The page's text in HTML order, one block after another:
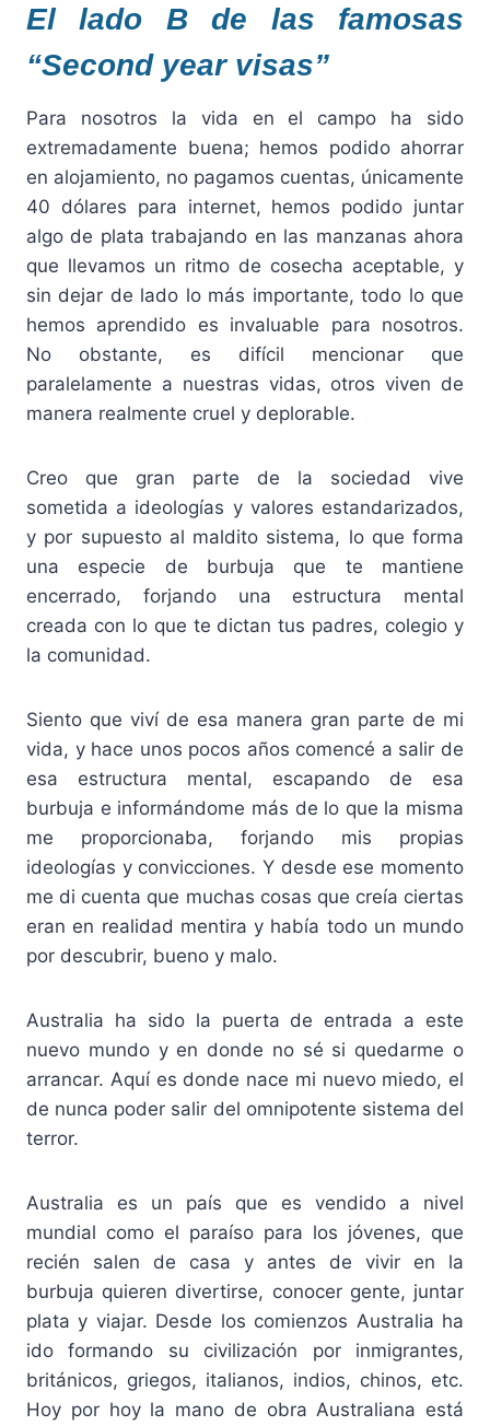
El lado B de las famosas
“Second year visas”
Para nosotros la vida en el campo ha sido
extremadamente buena; hemos podido ahorrar
en alojamiento, no pagamos cuentas, únicamente
40 dólares para internet, hemos podido juntar
algo de plata trabajando en las manzanas ahora
que llevamos un ritmo de cosecha aceptable, y
sin dejar de lado lo más importante, todo lo que
hemos aprendido es invaluable para nosotros.
No obstante, es difícil mencionar que
paralelamente a nuestras vidas, otros viven de
manera realmente cruel y deplorable.
Creo que gran parte de la sociedad vive
sometida a ideologías y valores estandarizados,
y por supuesto al maldito sistema, lo que forma
una especie de burbuja que te mantiene
encerrado, forjando una estructura mental
creada con lo que te dictan tus padres, colegio y
la comunidad.
Siento que viví de esa manera gran parte de mi
vida, y hace unos pocos años comencé a salir de
esa estructura mental, escapando de esa
burbuja e informándome más de lo que la misma
me proporcionaba, forjando mis propias
ideologías y convicciones. Y desde ese momento
me di cuenta que muchas cosas que creía ciertas
eran en realidad mentira y había todo un mundo
por descubrir, bueno y malo.
Australia ha sido la puerta de entrada a este
nuevo mundo y en donde no sé si quedarme o
arrancar. Aquí es donde nace mi nuevo miedo, el
de nunca poder salir del omnipotente sistema del
terror.
Australia es un país que es vendido a nivel
mundial como el paraíso para los jóvenes, que
recién salen de casa y antes de vivir en la
burbuja quieren divertirse, conocer gente, juntar
plata y viajar. Desde los comienzos Australia ha
ido formando su civilización por inmigrantes,
británicos, griegos, italianos, indios, chinos, etc.
Hoy por hoy la mano de obra Australiana está